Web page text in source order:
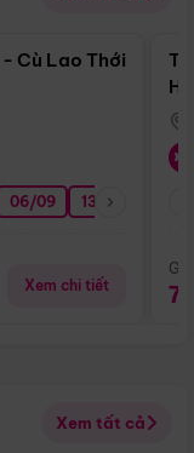
Điểm nổi bật
- Cù Lao Thới
06/09 13/09
Xem chi tiết
Xem tất cả
Điểm nổi bật